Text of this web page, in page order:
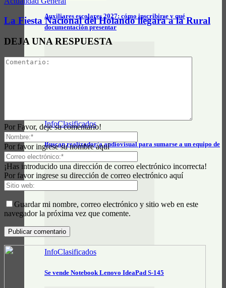
Auxiliares escolares 2027: cómo inscribirse y qué
documentación presentar
InfoClasificados
Buscan realizador/a audiovisual para sumarse a un equipo de
comunicación
InfoClasificados
Se vende Notebook Lenovo IdeaPad S-145
La Fiesta Nacional del Holando llegará a la Rural
DEJA UNA RESPUESTA
Por Favor, deje su comentario!
Por favor ingrese su nombre aquí
¡Has introducido una dirección de correo electrónico incorrecta!
Por favor ingrese su dirección de correo electrónico aquí
Guardar mi nombre, correo electrónico y sitio web en este
navegador la próxima vez que comente.